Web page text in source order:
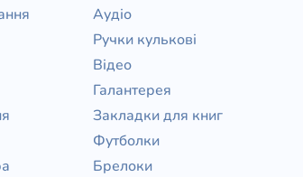
Аудіо
Ручки кулькові
Відео
Галантерея
Закладки для книг
Футболки
Брелоки